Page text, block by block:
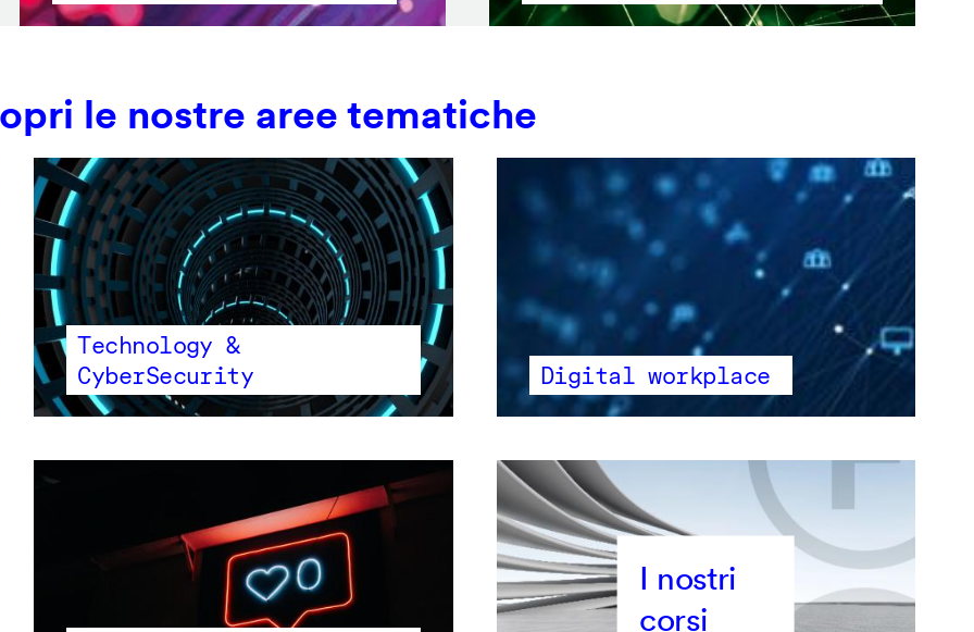
le nostre aree tematiche
Technology &
CyberSecurity
Digital workplace